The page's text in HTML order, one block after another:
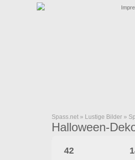
Spass.net » Lustige Bilder »
Halloween-
42